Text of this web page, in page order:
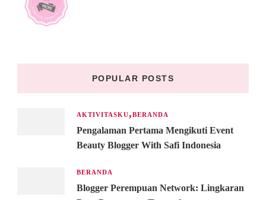
POPULAR POSTS
AKTIVITASKU BERANDA
Pengalaman Pertama Mengikuti Event
Beauty Blogger With Safi Indonesia
BERANDA
Blogger Perempuan Network: Lingkaran